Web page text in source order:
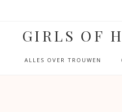
GIRLS OF
ALLES OVER TROUWEN